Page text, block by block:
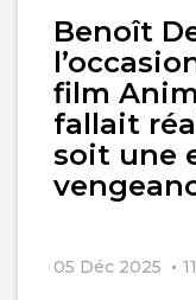
Benoît
film
fallait
soit une
05 Déc 2025 11